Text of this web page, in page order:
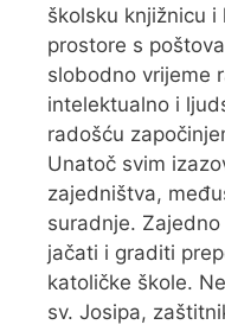
školsku knjižnicu i
prostore s
slobodno vrijeme
intelektualno i
radošću
Unatoč svim
zajedništva,
suradnje.
jačati i graditi
katoličke škole.
sv. Josipa,